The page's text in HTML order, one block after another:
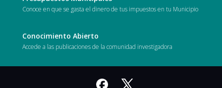
Conoce en que se gasta el dinero de tus impuestos en tu Municipio
Conocimiento Abierto
Accede a las publicaciones de la comunidad investigadora